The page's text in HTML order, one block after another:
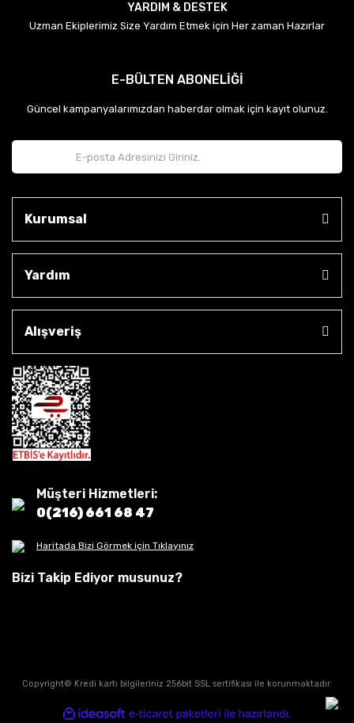
YARDIM & DESTEK
Uzman Ekiplerimiz Size Yardım Etmek için Her zaman Hazırlar
E-BÜLTEN ABONELİĞİ
Güncel kampanyalarımızdan haberdar olmak için kayıt olunuz.
Kurumsal
Yardım
Alışveriş
Müşteri Hizmetleri:
0(216) 661 68 47
Haritada Bizi Görmek için Tıklayınız
Bizi Takip Ediyor musunuz?
Copyright© Kredi kartı bilgileriniz 256bit SSL sertifikası ile korunmaktadır.
ideasoft
e-